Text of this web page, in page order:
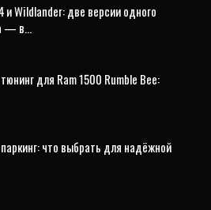
и Wildlander: две версии одного
— в…
для Ram 1500 Rumble Bee:
что выбрать для надёжной